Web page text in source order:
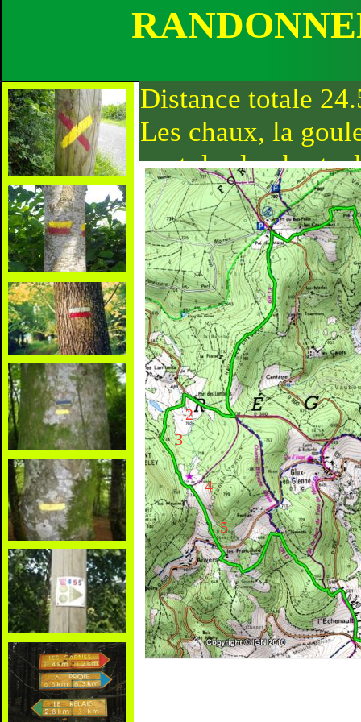
5
3
2
4
Distance totale
Les chaux, la
port des lamberts,
l'echenaut,
moncharmont, la